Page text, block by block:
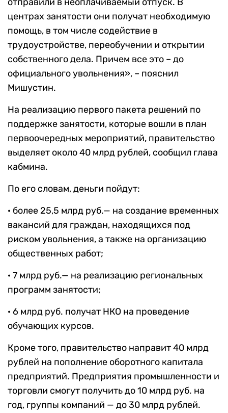
центрах занятости они получат необходимую
помощь, в том числе содействие в
трудоустройстве, переобучении и открытии
собственного дела. Причем все это – до
официального увольнения», – пояснил
Мишустин.
На реализацию первого пакета решений по
поддержке занятости, которые вошли в план
первоочередных мероприятий, правительство
выделяет около 40 млрд рублей, сообщил глава
кабмина.
По его словам, деньги пойдут:
· более 25,5 млрд руб.— на создание временных
вакансий для граждан, находящихся под
риском увольнения, а также на организацию
общественных работ;
· 7 млрд руб.— на реализацию региональных
программ занятости;
· 6 млрд руб. получат НКО на проведение
обучающих курсов.
Кроме того, правительство направит 40 млрд
рублей на пополнение оборотного капитала
предприятий. Предприятия промышленности и
торговли смогут получить до 10 млрд руб. на
год, группы компаний — до 30 млрд рублей.